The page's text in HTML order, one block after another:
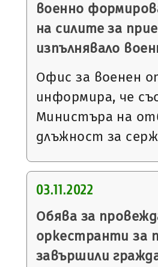
военно
на силите за
изпълнявало
Офис за военен
информира, че
Министъра на
длъжност за
03.11.2022
Обява за
оркестранти за
завършили